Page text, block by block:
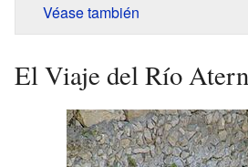
Véase también
El Viaje del Río